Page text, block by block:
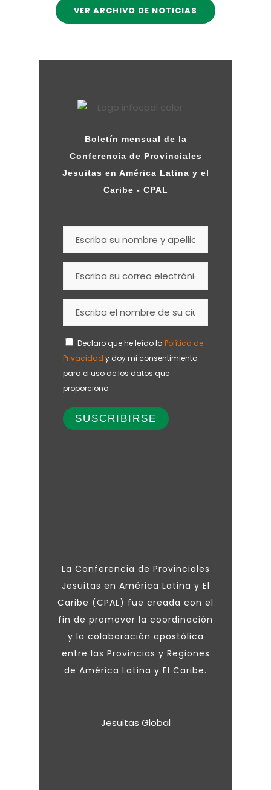
VER ARCHIVO DE NOTICIAS
Boletín mensual de la
Conferencia de Provinciales
Jesuitas en América Latina y el
Caribe - CPAL
Declaro que he leído la Política de
Privacidad y doy mi consentimiento
para el uso de los datos que
proporciono.
La Conferencia de Provinciales
Jesuitas en América Latina y El
Caribe (CPAL) fue creada con el
fin de promover la coordinación
y la colaboración apostólica
entre las Provincias y Regiones
de América Latina y El Caribe.
Jesuitas Global